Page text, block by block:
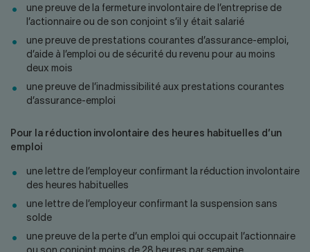
une preuve de la fermeture involontaire de l’entreprise de
l’actionnaire ou de son conjoint s’il y était salarié
une preuve de prestations courantes d’assurance-emploi,
d’aide à l’emploi ou de sécurité du revenu pour au moins
deux mois
une preuve de l’inadmissibilité aux prestations courantes
d’assurance-emploi
Pour la réduction involontaire des heures habituelles d’un
emploi
une lettre de l’employeur confirmant la réduction involontaire
des heures habituelles
une lettre de l’employeur confirmant la suspension sans
solde
une preuve de la perte d’un emploi qui occupait l’actionnaire